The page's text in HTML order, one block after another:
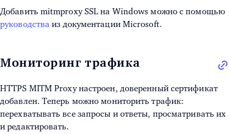
Добавить mitmproxy SSL на Windows можно с помощью
руководства из документации Microsoft.
Мониторинг трафика
HTTPS MITM Proxy настроен, доверенный сертификат
добавлен. Теперь можно мониторить трафик:
перехватывать все запросы и ответы, просматривать их
и редактировать.